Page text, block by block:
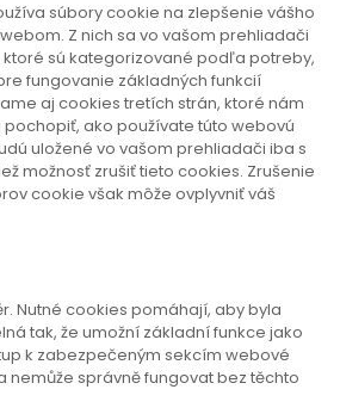
súbory cookie na zlepšenie vášho
Z nich sa vo vašom prehliadači
sú kategorizované podľa potreby,
fungovanie základných funkcií
aj cookies tretích strán, ktoré nám
ako používate túto webovú
uložené vo vašom prehliadači iba s
možnosť zrušiť tieto cookies. Zrušenie
cookie však môže ovplyvniť váš
Nutné cookies pomáhají, aby byla
tak, že umožní základní funkce jako
k zabezpečeným sekcím webové
nemůže správně fungovat bez těchto